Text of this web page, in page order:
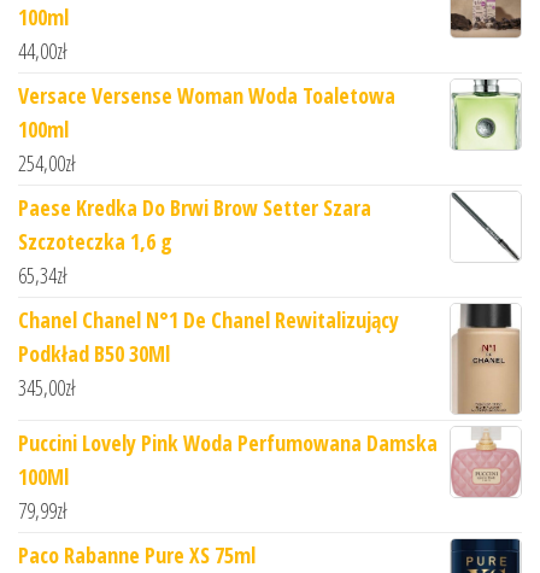
100ml
44,00zł
Versace Versense Woman Woda Toaletowa
100ml
254,00zł
Paese Kredka Do Brwi Brow Setter Szara
Szczoteczka 1,6 g
65,34zł
Chanel Chanel N°1 De Chanel Rewitalizujący
Podkład B50 30Ml
345,00zł
Puccini Lovely Pink Woda Perfumowana Damska
100Ml
79,99zł
Paco Rabanne Pure XS 75ml